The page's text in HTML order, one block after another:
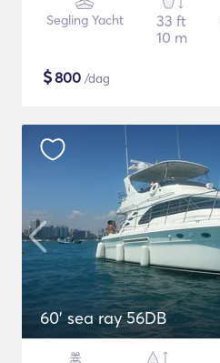
Segling Yacht
33 ft
10 m
$800 /dag
60' sea ray 56DB